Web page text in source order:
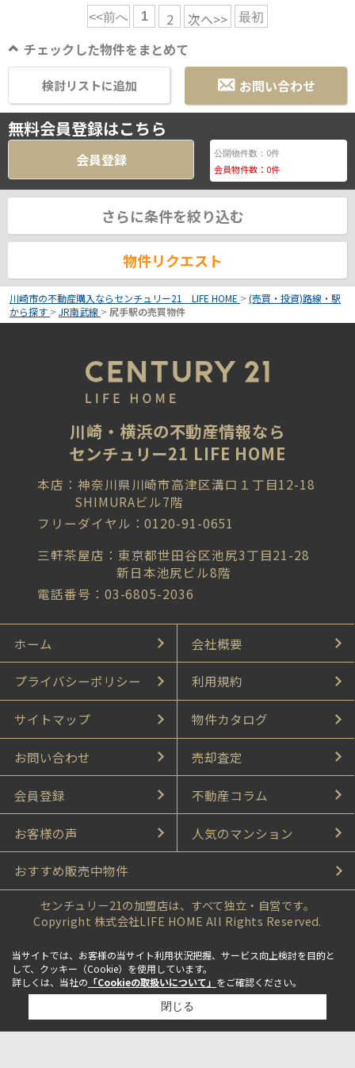
<<前へ 1 2 次へ>> 最初
チェックした物件をまとめて
お問い合わせ
検討リストに追加
無料会員登録はこちら
会員登録 公開物件数： 0件
会員物件数： 0件
さらに条件を絞り込む
物件リクエスト
川崎市の不動産購入ならセンチュリー21 LIFE HOME > (売買・投資)路線・駅
から探す > JR南武線 > 尻手駅の売買物件
川崎・横浜の不動産情報なら
センチュリー21 LIFE HOME
本店：神奈川県川崎市高津区溝口１丁目12-18
SHIMURAビル7階
フリーダイヤル：0120-91-0651
三軒茶屋店：東京都世田谷区池尻3丁目21-28
新日本池尻ビル8階
電話番号：03-6805-2036
ホーム 会社概要
プライバシーポリシー 利用規約
サイトマップ 物件カタログ
お問い合わせ 売却査定
会員登録 不動産コラム
お客様の声 人気のマンション
おすすめ販売中物件
センチュリー21の加盟店は、すべて独立・自営です。
Copyright 株式会社LIFE HOME All Rights Reserved.
当サイトでは、お客様の当サイト利用状況把握、サービス向上検討を目的と
して、クッキー（Cookie）を使用しています。
詳しくは、当社の 「Cookieの取扱いについて」 をご確認ください。
閉じる